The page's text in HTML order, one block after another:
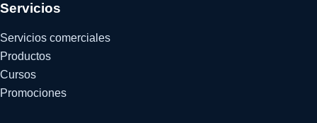
Servicios
Servicios comerciales
Productos
Cursos
Promociones